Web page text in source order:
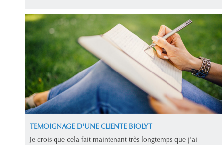
TEMOIGNAGE D'UNE CLIENTE BIOLYT
Je crois que cela fait maintenant très longtemps que j'ai